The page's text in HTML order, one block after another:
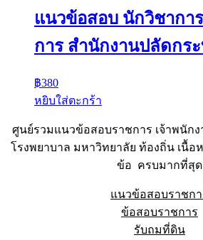
แนวข้อสอบ นักวิชากา
การ สำนักงานปลัดกร
฿380
หยิบใส่ตะกร้า
ศูนย์รวมแนวข้อสอบราชการ เจ้าพนักง
โรงพยาบาล มหาวิทยาลัย ท้องถิ่น เนื้อ
ข้อ ครบมากที่สุด
แนวข้อสอบราชกา
ข้อสอบราชการ
รับถมที่ดิน